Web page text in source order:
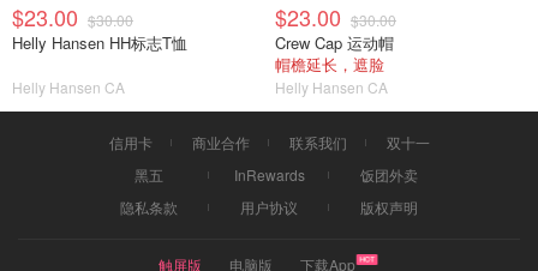
$23.00 $30.00
Helly Hansen HH标志T恤
Helly Hansen CA
$23.00 $30.00
Crew Cap 运动帽
帽檐延长，遮脸
Helly Hansen CA
信用卡 商业合作 联系我们
双十一
黑五
InRewards
饭团外卖
隐私条款
用户协议 版权声明
触屏版 电脑版 下载App